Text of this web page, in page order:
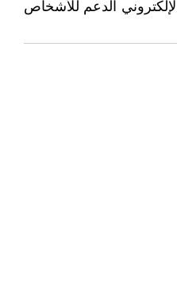
الدعم للأشخاص